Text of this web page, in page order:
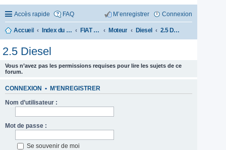
Accès rapide FAQ Connexion
M’enregistrer
Accueil Index du forum FIAT CROMA 1985-1996 Moteur Diesel 2.5 Diesel
2.5 Diesel
Vous n’avez pas les permissions requises pour lire les sujets de ce
forum.
CONNEXION • M’ENREGISTRER
Nom d’utilisateur :
Mot de passe :
Se souvenir de moi